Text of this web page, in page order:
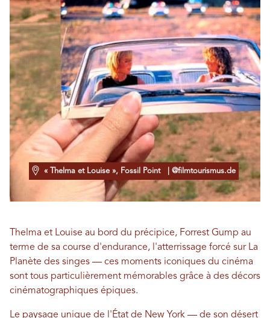
« Thelma et Louise », Fossil Point | @filmtourismus.de
Thelma et Louise au bord du précipice, Forrest Gump au
terme de sa course d'endurance, l'atterrissage forcé sur La
Planète des singes — ces moments iconiques du cinéma
sont tous particulièrement mémorables grâce à des décors
cinématographiques épiques.
Le paysage unique de l'État de New York — de son désert